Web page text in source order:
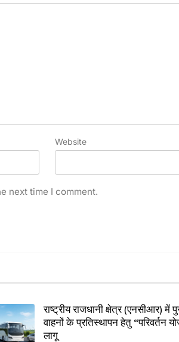
Website
next time I comment.
राष्ट्रीय राजधानी क्षेत्र (एनसीआर) में
वाहनों के प्रतिस्थापन हेतु “परिवर्तन
लागू